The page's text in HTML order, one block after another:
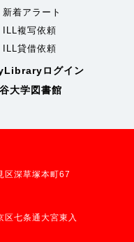
新着アラート
ILL複写依頼
ILL貸借依頼
ログイン
大学図書館
深草塚本町67
七条通大宮東入